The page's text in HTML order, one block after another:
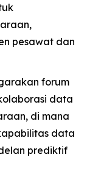
pesawat dan
forum
data
di mana
data
prediktif